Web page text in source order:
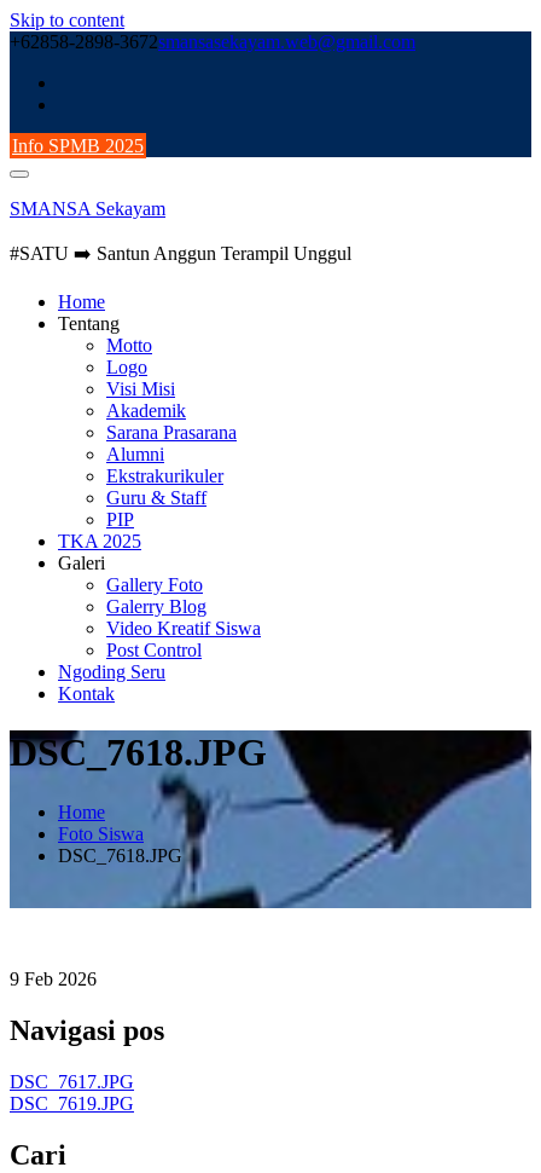
Skip to content
+62858-2898-3672smansasekayam.web@gmail.com
Info SPMB 2025
SMANSA Sekayam
#SATU ➡️ Santun Anggun Terampil Unggul
Home
Tentang
Motto
Logo
Visi Misi
Akademik
Sarana Prasarana
Alumni
Ekstrakurikuler
Guru & Staff
PIP
TKA 2025
Galeri
Gallery Foto
Galerry Blog
Video Kreatif Siswa
Post Control
Ngoding Seru
Kontak
DSC_7618.JPG
Home
Foto Siswa
DSC_7618.JPG
9 Feb 2026
Navigasi pos
DSC_7617.JPG
DSC_7619.JPG
Cari